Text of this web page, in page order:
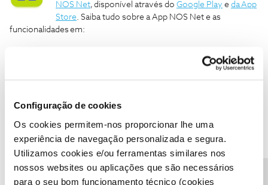
Configuração de cookies
Os cookies permitem-nos proporcionar lhe uma
experiência de navegação personalizada e segura.
Utilizamos cookies e/ou ferramentas similares nos
nossos websites ou aplicações que são necessários
para o seu bom funcionamento técnico (cookies
NOS Net, disponível através do Google Play e da App
Store. Saiba tudo sobre a App NOS Net e as
funcionalidades em:
Caso tenha alguma dificuldade em consultar informação de
como "Melhor Resposta" e faça "Like" nos melhores comentários.
Siga os perfis da moderação, através da opção "Seguir", para estar
sempre a par das ultimas novidades.
Internet Bandas mac adress